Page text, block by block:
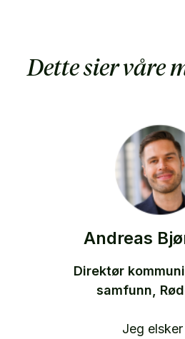
Dette sier våre
Andreas
Direktør
samfunn,
Jeg